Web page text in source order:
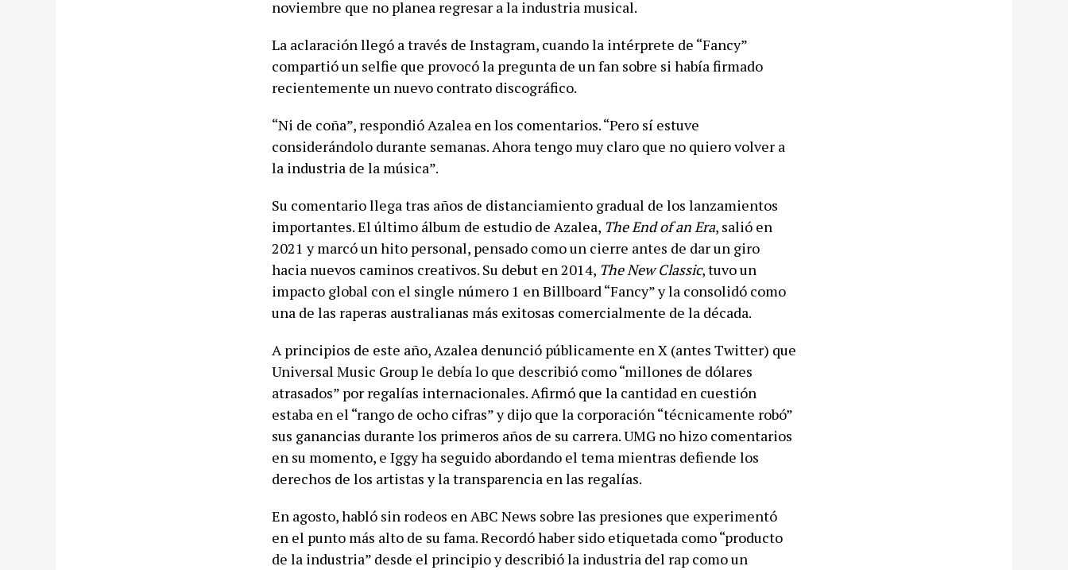
noviembre que no planea regresar a la industria musical.
La aclaración llegó a través de Instagram, cuando la intérprete de “Fancy”
compartió un selfie que provocó la pregunta de un fan sobre si había firmado
recientemente un nuevo contrato discográfico.
“Ni de coña”, respondió Azalea en los comentarios. “Pero sí estuve
considerándolo durante semanas. Ahora tengo muy claro que no quiero volver a
la industria de la música”.
Su comentario llega tras años de distanciamiento gradual de los lanzamientos
importantes. El último álbum de estudio de Azalea, The End of an Era, salió en
2021 y marcó un hito personal, pensado como un cierre antes de dar un giro
hacia nuevos caminos creativos. Su debut en 2014, The New Classic, tuvo un
impacto global con el single número 1 en Billboard “Fancy” y la consolidó como
una de las raperas australianas más exitosas comercialmente de la década.
A principios de este año, Azalea denunció públicamente en X (antes Twitter) que
Universal Music Group le debía lo que describió como “millones de dólares
atrasados” por regalías internacionales. Afirmó que la cantidad en cuestión
estaba en el “rango de ocho cifras” y dijo que la corporación “técnicamente robó”
sus ganancias durante los primeros años de su carrera. UMG no hizo comentarios
en su momento, e Iggy ha seguido abordando el tema mientras defiende los
derechos de los artistas y la transparencia en las regalías.
En agosto, habló sin rodeos en ABC News sobre las presiones que experimentó
en el punto más alto de su fama. Recordó haber sido etiquetada como “producto
de la industria” desde el principio y describió la industria del rap como un